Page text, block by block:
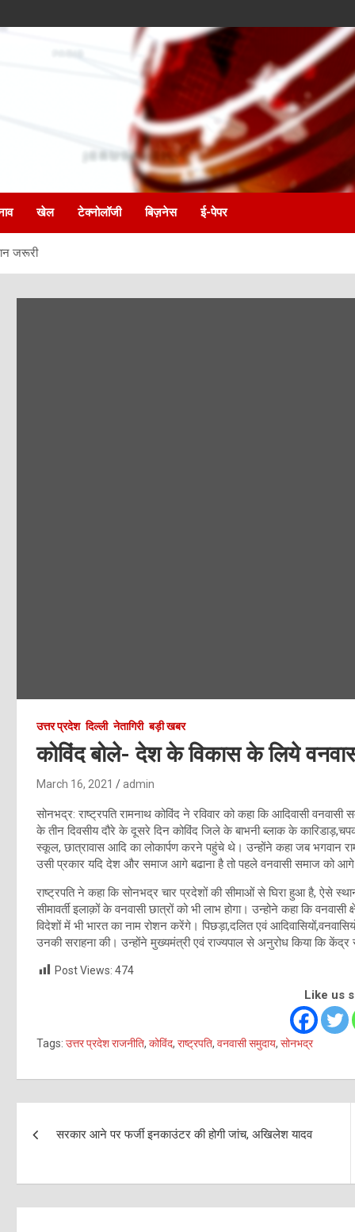
खेल टेक्नोलॉजी बिज़नेस ई-पेपर
जरूरी
उत्तर प्रदेश दिल्ली नेतागिरी बड़ी खबर
कोविंद बोले- देश के विकास के लिये
March 16, 2021 admin
सोनभद्र: राष्ट्रपति रामनाथ कोविंद ने रविवार को कहा कि आदिवासी
के तीन दिवसीय दौरे के दूसरे दिन कोविंद जिले के बाभनी ब्लाक के
स्कूल, छात्रावास आदि का लोकार्पण करने पहुंचे थे। उन्होंने कहा जब भगवान
उसी प्रकार यदि देश और समाज आगे बढाना है तो पहले वनवासी समाज को आगे
राष्ट्रपति ने कहा कि सोनभद्र चार प्रदेशों की सीमाओं से घिरा हुआ है, ऐसे
सीमावर्ती इलाक़ों के वनवासी छात्रों को भी लाभ होगा। उन्होने कहा कि
विदेशों में भी भारत का नाम रोशन करेंगे। पिछड़ा,दलित एवं
उनकी सराहना की। उन्होंने मुख्यमंत्री एवं राज्यपाल से अनुरोध किया कि
Post Views: 474
Like us
Tags: उत्तर प्रदेश राजनीति, कोविंद, राष्ट्रपति, वनवासी समुदाय, सोनभद्र
सरकार आने पर फर्जी इनकाउंटर की होगी जांच, अखिलेश यादव